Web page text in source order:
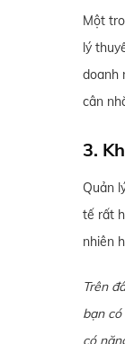
Một
lý
doanh
cân
3.
Quản
tế rất
nhiên
Trên
bạn
có